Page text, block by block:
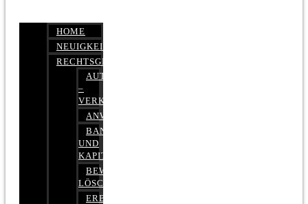
HOME
NEUIGKEITEN
RECHTSGEBIETE
AUTOBETRUG
–
VERKEHRSRECHT
ANWALTSHAFTUNGSRECHT
BANK-
UND
KAPITALMARKTRECHT
BEWERTUNGEN
LÖSCHEN
ERBRECHT